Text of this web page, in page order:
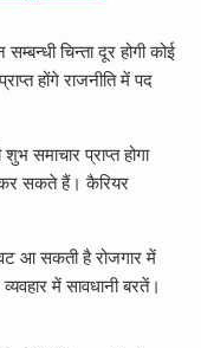
चिन्ता दूर होगी कोई
होंगे राजनीति में पद
समाचार प्राप्त होगा
कर सकते हैं। कैरियर
आ सकती है रोजगार में
में सावधानी बरतें।